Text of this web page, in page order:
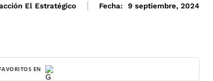
El Estratégico Fecha: 9 septiembre, 2024
EN